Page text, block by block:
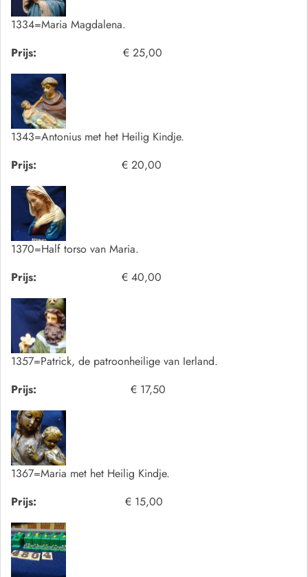
1334=Maria Magdalena.
Prijs:
€ 25,00
1343=Antonius met het Heilig Kindje.
Prijs:
€ 20,00
1370=Half torso van Maria.
Prijs:
€ 40,00
1357=Patrick, de patroonheilige van Ierland.
Prijs:
€ 17,50
1367=Maria met het Heilig Kindje.
Prijs:
€ 15,00